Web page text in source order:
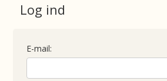
Log ind
E-mail: